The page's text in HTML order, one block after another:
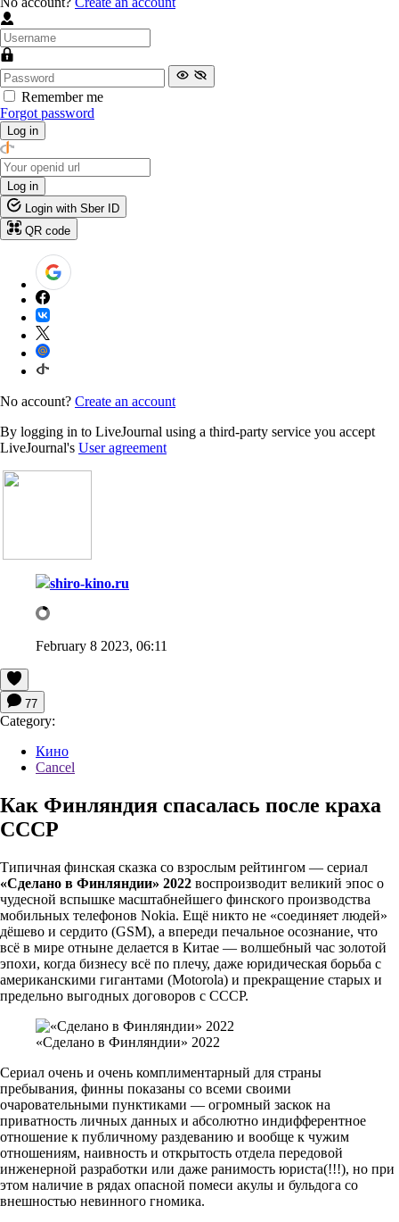
Remember me
Forgot password
Log in
Log in
Login with Sber ID
QR code
No account? Create an account
By logging in to LiveJournal using a third-party service you accept
LiveJournal's User agreement
shiro-kino.ru
February 8 2023, 06:11
77
Category:
Кино
Cancel
Как Финляндия спасалась после краха
СССР
Типичная финская сказка со взрослым рейтингом — сериал
«Сделано в Финляндии» 2022 воспроизводит великий эпос о
чудесной вспышке масштабнейшего финского производства
мобильных телефонов Nokia. Ещё никто не «соединяет людей»
дёшево и сердито (GSM), а впереди печальное осознание, что
всё в мире отныне делается в Китае — волшебный час золотой
эпохи, когда бизнесу всё по плечу, даже юридическая борьба с
американскими гигантами (Motorola) и прекращение старых и
предельно выгодных договоров с СССР.
«Сделано в Финляндии» 2022
Сериал очень и очень комплиментарный для страны
пребывания, финны показаны со всеми своими
очаровательными пунктиками — огромный заскок на
приватность личных данных и абсолютно индифферентное
отношение к публичному раздеванию и вообще к чужим
отношениям, наивность и открытость отдела передовой
инженерной разработки или даже ранимость юриста(!!!), но при
этом наличие в рядах опасной помеси акулы и бульдога со
внешностью невинного гномика.